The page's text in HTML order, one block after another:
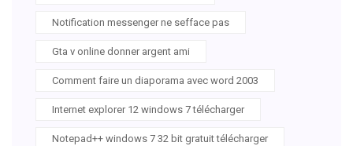
Notification messenger ne sefface pas
Gta v online donner argent ami
Comment faire un diaporama avec word 2003
Internet explorer 12 windows 7 télécharger
Notepad++ windows 7 32 bit gratuit télécharger